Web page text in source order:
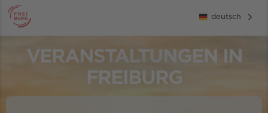
deutsch
VERANSTALTUNGEN IN
FREIBURG